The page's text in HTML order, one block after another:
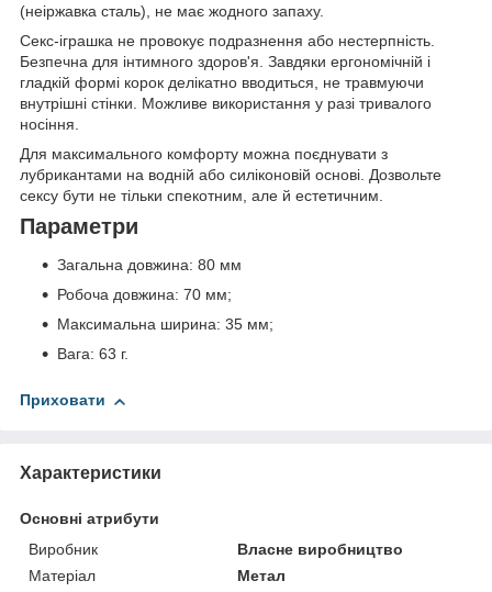
(неіржавка сталь), не має жодного запаху.
Секс-іграшка не провокує подразнення або нестерпність.
Безпечна для інтимного здоров'я. Завдяки ергономічній і
гладкій формі корок делікатно вводиться, не травмуючи
внутрішні стінки. Можливе використання у разі тривалого
носіння.
Для максимального комфорту можна поєднувати з
лубрикантами на водній або силіконовій основі. Дозвольте
сексу бути не тільки спекотним, але й естетичним.
Параметри
Загальна довжина: 80 мм
Робоча довжина: 70 мм;
Максимальна ширина: 35 мм;
Вага: 63 г.
Приховати
Характеристики
Основні атрибути
Виробник
Власне виробництво
Матеріал
Метал